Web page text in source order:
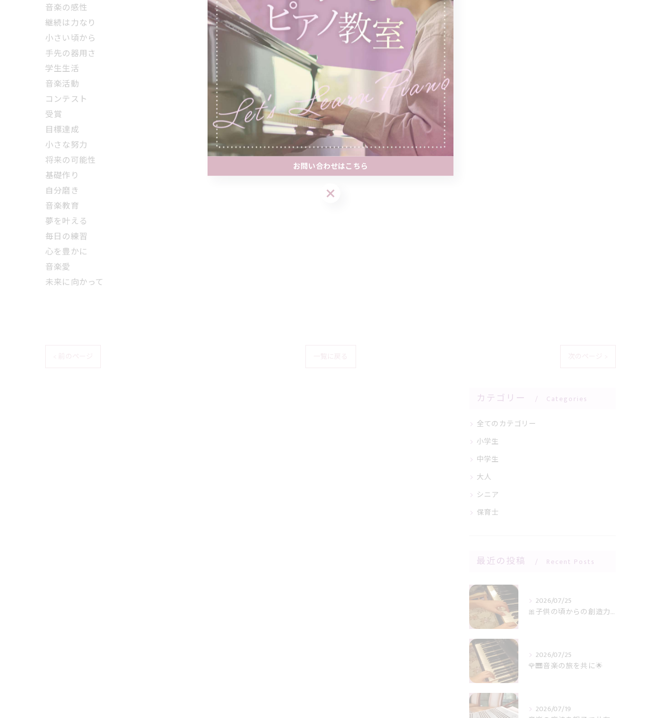
音楽の感性
継続は力なり
小さい頃から
手先の器用さ
学生生活
音楽活動
コンテスト
受賞
目標達成
小さな努力
将来の可能性
基礎作り
自分磨き
音楽教育
夢を叶える
毎日の練習
心を豊かに
音楽愛
未来に向かって
カテゴリー Categories
全てのカテゴリー
小学生
中学生
大人
シニア
保育士
最近の投稿 Recent Posts
2026/07/25
🎀子供の頃からの創造力に感謝🎹✨
2026/07/25
🌹🎹音楽の旅を共に🌟
2026/07/19
お問い合わせはこちら
お問い合わせはこちら